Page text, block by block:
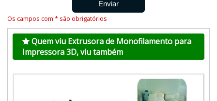
Os campos com * são obrigatórios
Quem viu Extrusora de Monofilamento para
Impressora 3D, viu também